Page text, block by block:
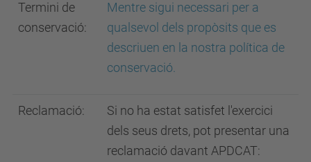
Termini de
conservació:
Mentre sigui necessari per a
qualsevol dels propòsits que es
descriuen en la nostra política de
conservació.
Reclamació:
Si no ha estat satisfet l'exercici
dels seus drets, pot presentar una
reclamació davant APDCAT: